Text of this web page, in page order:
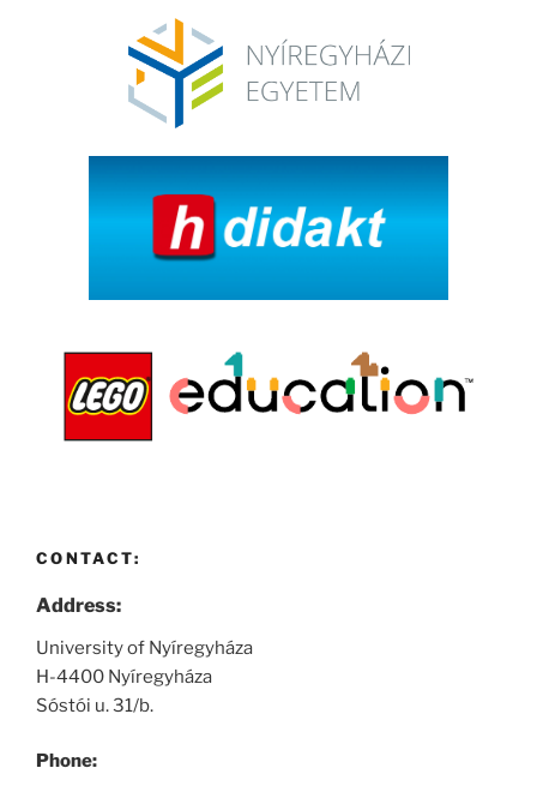
CONTACT:
Address:
University of Nyíregyháza
H-4400 Nyíregyháza
Sóstói u. 31/b.
Phone: